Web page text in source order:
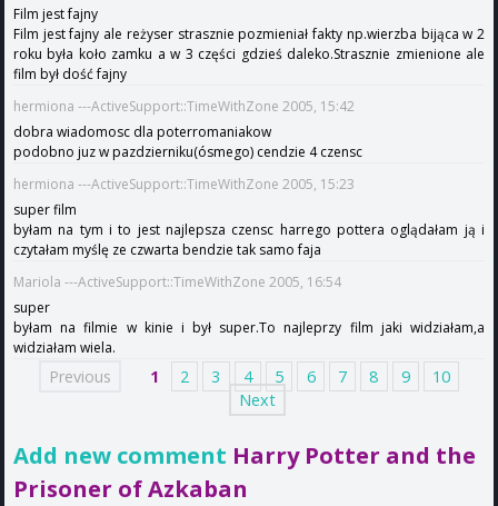
Film jest fajny
Film jest fajny ale reżyser strasznie pozmieniał fakty np.wierzba bijąca w 2
roku była koło zamku a w 3 części gdzieś daleko.Strasznie zmienione ale
film był dość fajny
hermiona ---ActiveSupport::TimeWithZone 2005, 15:42
dobra wiadomosc dla poterromaniakow
podobno juz w pazdzierniku(ósmego) cendzie 4 czensc
hermiona ---ActiveSupport::TimeWithZone 2005, 15:23
super film
byłam na tym i to jest najlepsza czensc harrego pottera oglądałam ją i
czytałam myślę ze czwarta bendzie tak samo faja
Mariola ---ActiveSupport::TimeWithZone 2005, 16:54
super
byłam na filmie w kinie i był super.To najleprzy film jaki widziałam,a
widziałam wiela.
Previous 1 2 3 4 5 6 7 8 9
10
Next
Add new comment Harry Potter and the
Prisoner of Azkaban